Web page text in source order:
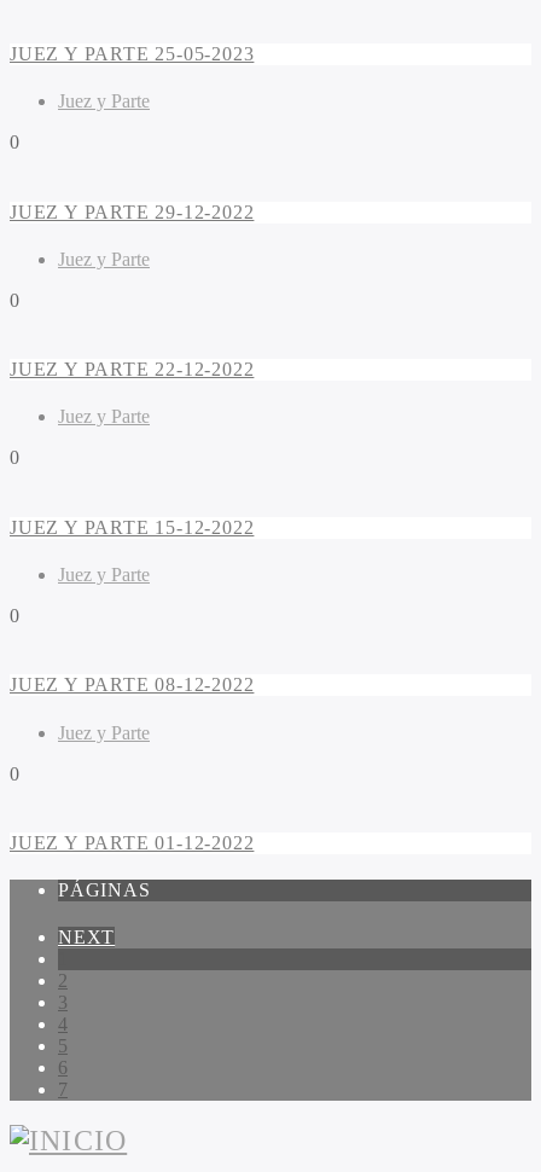
JUEZ Y PARTE 25-05-2023
Juez y Parte
0
JUEZ Y PARTE 29-12-2022
Juez y Parte
0
JUEZ Y PARTE 22-12-2022
Juez y Parte
0
JUEZ Y PARTE 15-12-2022
Juez y Parte
0
JUEZ Y PARTE 08-12-2022
Juez y Parte
0
JUEZ Y PARTE 01-12-2022
PÁGINAS
NEXT
2
3
4
5
6
7